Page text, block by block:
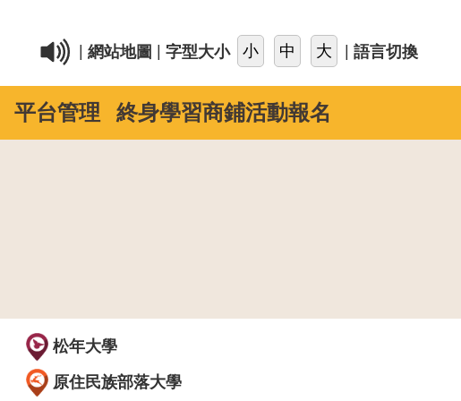
網站地圖 字型大小 語言切換
平台管理 終身學習商鋪活動報名
松年大學
原住民族部落大學